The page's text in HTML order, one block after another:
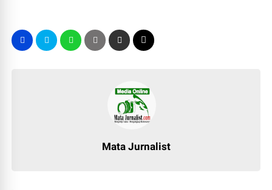
Mata Jurnalist